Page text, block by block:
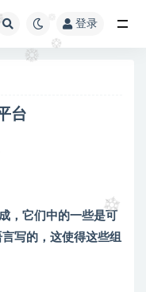
登录
台
，它们中的一些是可
写的，这使得这些组